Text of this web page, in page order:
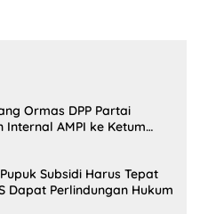
Ormas DPP Partai
AMPI ke Ketum
Subsidi Harus Tepat
Dapat Perlindungan Hukum